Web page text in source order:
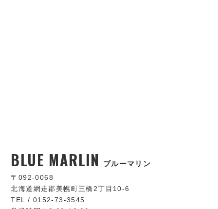
BLUE MARLIN ブルーマリン
〒092-0068
北海道網走郡美幌町三橋2丁目10-6
TEL / 0152-73-3545